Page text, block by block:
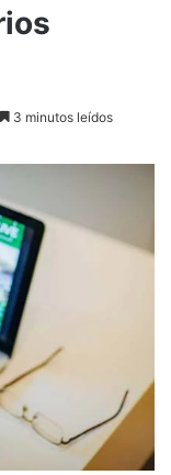
3 minutos leídos